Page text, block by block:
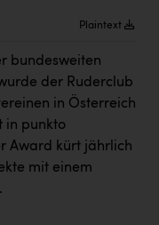
Plaintext
bundesweiten
der Ruderclub
in Österreich
in punkto
Award kürt jährlich
mit einem